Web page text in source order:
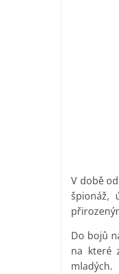
V době
špionáž,
Do bojů
na které
mladých.